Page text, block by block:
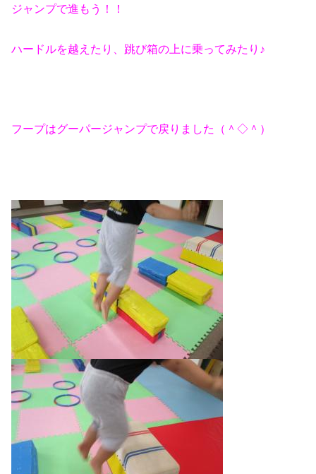
ジャンプで進もう！！
ハードルを越えたり、跳び箱の上に乗ってみたり♪
フープはグーパージャンプで戻りました（＾◇＾）